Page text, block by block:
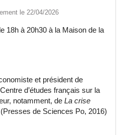
le 22/04/2026
18h à 20h30 à la Maison de la
et président de
d’études français sur la
notamment, de La crise
(Presses de Sciences Po, 2016)